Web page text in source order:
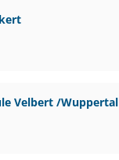
Velbert /Wuppertal